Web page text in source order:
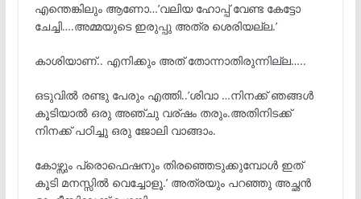
എന്തെങ്കിലും ആണോ…’വലിയ ഹോപ്പ് വേണ്ട കേട്ടോ
ചേച്ചി….അമ്മയുടെ ഇരുപ്പു അത്ര ശെരിയല്ല.’
കാശിയാണ്.. എനിക്കും അത് തോന്നാതിരുന്നില്ല…..
ഒടുവിൽ രണ്ടു പേരും എത്തി..’ശിവാ …നിനക്ക് ഞങ്ങൾ
കൂടിയാൽ ഒരു അഞ്ചു വര്ഷം തരും.അതിനിടക്ക്
നിനക്ക് പഠിച്ചു ഒരു ജോലി വാങ്ങാം.
കോഴ്സും പ്രൊഫെഷനും തിരഞ്ഞെടുക്കുമ്പോൾ ഇത്
കൂടി മനസ്സിൽ വെച്ചോളൂ.’ അത്രയും പറഞ്ഞു അച്ഛൻ